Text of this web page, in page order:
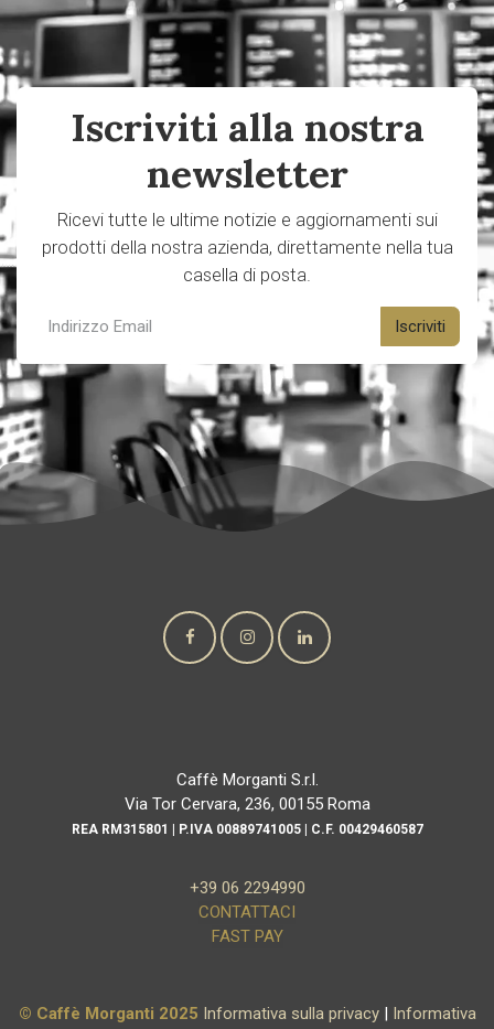
Iscriviti alla nostra
newsletter
Ricevi tutte le ultime notizie e aggiornamenti sui
prodotti della nostra azienda, direttamente nella tua
casella di posta.
Iscriviti
Caffè Morganti S.r.l.
Via Tor Cervara, 236, 00155 Roma
REA RM315801 | P.IVA 00889741005 | C.F. 00429460587
+39 06 2294990
CONTATTACI
FAST PAY
© Caffè Morganti 2025 Informativa sulla privacy| Informativa